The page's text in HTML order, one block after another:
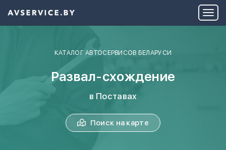
КАТАЛОГ АВТОСЕРВИСОВ БЕЛАРУСИ
Развал-схождение
в Поставах
Поиск на карте